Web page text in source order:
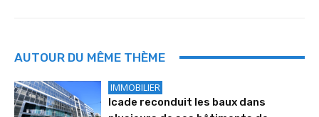
AUTOUR DU MÊME THÈME
IMMOBILIER
Icade reconduit les baux dans